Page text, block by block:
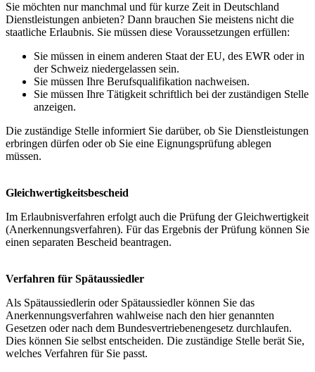
Sie möchten nur manchmal und für kurze Zeit in Deutschland
Dienstleistungen anbieten? Dann brauchen Sie meistens nicht die
staatliche Erlaubnis. Sie müssen diese Voraussetzungen erfüllen:
Sie müssen in einem anderen Staat der EU, des EWR oder in
der Schweiz niedergelassen sein.
Sie müssen Ihre Berufsqualifikation nachweisen.
Sie müssen Ihre Tätigkeit schriftlich bei der zuständigen Stelle
anzeigen.
Die zuständige Stelle informiert Sie darüber, ob Sie Dienstleistungen
erbringen dürfen oder ob Sie eine Eignungsprüfung ablegen
müssen.
Gleichwertigkeitsbescheid
Im Erlaubnisverfahren erfolgt auch die Prüfung der Gleichwertigkeit
(Anerkennungsverfahren). Für das Ergebnis der Prüfung können Sie
einen separaten Bescheid beantragen.
Verfahren für Spätaussiedler
Als Spätaussiedlerin oder Spätaussiedler können Sie das
Anerkennungsverfahren wahlweise nach den hier genannten
Gesetzen oder nach dem Bundesvertriebenengesetz durchlaufen.
Dies können Sie selbst entscheiden. Die zuständige Stelle berät Sie,
welches Verfahren für Sie passt.